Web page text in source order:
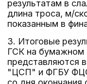
результатам в
длина троса, м/
показанным в
3. Итоговые
ГСК на бумажном
представляются
"ЦСП" и ФГБУ